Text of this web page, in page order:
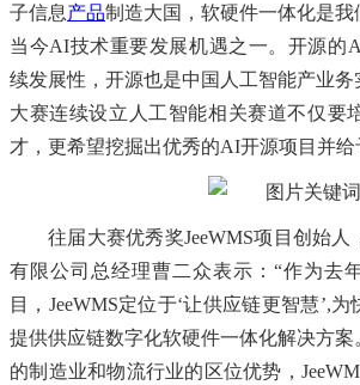
子信息产品制造大国，软硬件一体化是
当今AI技术重要发展机遇之一。开源的
续发展性，开源也是中国人工智能产业务
大赛连续设立人工智能相关赛道不仅要
才，更希望挖掘出优秀的AI开源项目并给
往届大赛优秀奖JeeWMS项目创始
有限公司总经理曹二众表示：“作为去
目，JeeWMS定位于‘让供应链更智慧’,
提供供应链数字化软硬件一体化解决方
的制造业和物流行业的区位优势，